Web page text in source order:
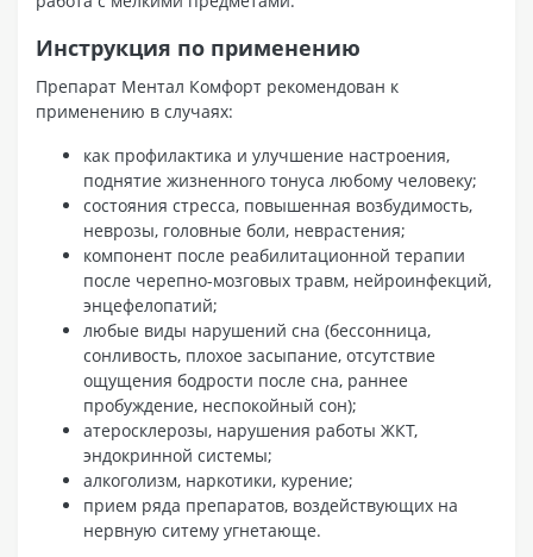
Инструкция по применению
Препарат Ментал Комфорт рекомендован к
применению в случаях:
как профилактика и улучшение настроения,
поднятие жизненного тонуса любому человеку;
состояния стресса, повышенная возбудимость,
неврозы, головные боли, неврастения;
компонент после реабилитационной терапии
после черепно-мозговых травм, нейроинфекций,
энцефелопатий;
любые виды нарушений сна (бессонница,
сонливость, плохое засыпание, отсутствие
ощущения бодрости после сна, раннее
пробуждение, неспокойный сон);
атеросклерозы, нарушения работы ЖКТ,
эндокринной системы;
алкоголизм, наркотики, курение;
прием ряда препаратов, воздействующих на
нервную ситему угнетающе.